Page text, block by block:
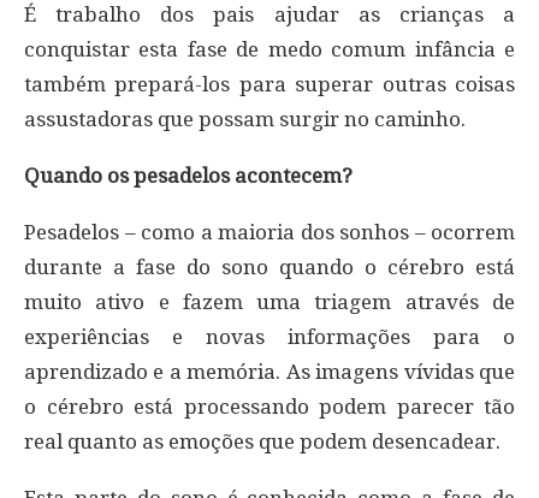
É trabalho dos pais ajudar as crianças a
conquistar esta fase de medo comum infância e
também prepará-los para superar outras coisas
assustadoras que possam surgir no caminho.
Quando os pesadelos acontecem?
Pesadelos – como a maioria dos sonhos – ocorrem
durante a fase do sono quando o cérebro está
muito ativo e fazem uma triagem através de
experiências e novas informações para o
aprendizado e a memória. As imagens vívidas que
o cérebro está processando podem parecer tão
real quanto as emoções que podem desencadear.